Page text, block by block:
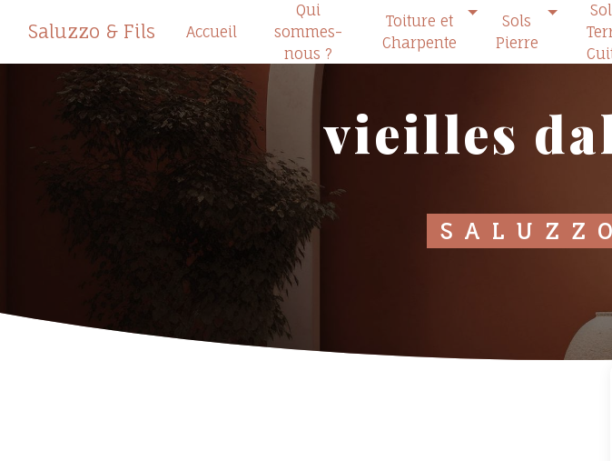
Saluzzo & Fils Accueil
Qui
sommes-
nous ?
Toiture et
Charpente
Sols
Pierre
vieilles